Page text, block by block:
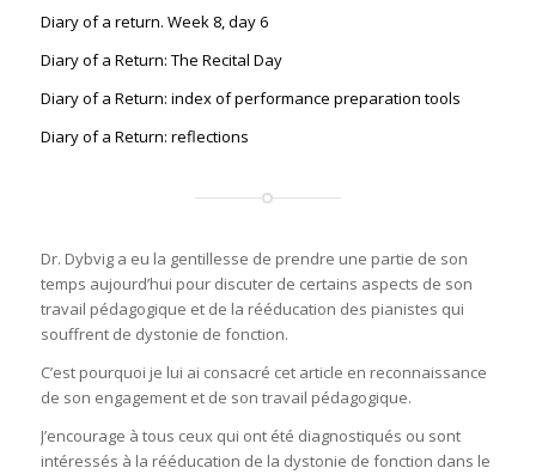
Diary of a return. Week 8, day 6
Diary of a Return: The Recital Day
Diary of a Return: index of performance preparation tools
Diary of a Return: reflections
Dr. Dybvig a eu la gentillesse de prendre une partie de son
temps aujourd’hui pour discuter de certains aspects de son
travail pédagogique et de la rééducation des pianistes qui
souffrent de dystonie de fonction.
C’est pourquoi je lui ai consacré cet article en reconnaissance
de son engagement et de son travail pédagogique.
J’encourage à tous ceux qui ont été diagnostiqués ou sont
intéressés à la rééducation de la dystonie de fonction dans le